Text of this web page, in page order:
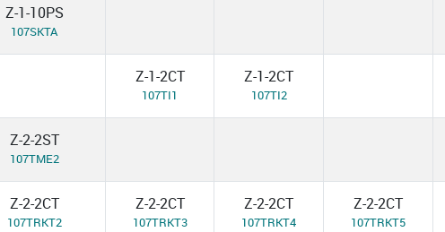
Z-1-10PS
107SKTA
Z-1-2CT
107TI1
Z-1-2CT
107TI2
Z-2-2ST
107TME2
Z-2-2CT
107TRKT2
Z-2-2CT
107TRKT3
Z-2-2CT
107TRKT4
Z-2-2CT
107TRKT5